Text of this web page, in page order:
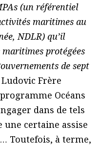
(un référentiel
maritimes au
NDLR) qu’il
protégées
de sept
Frère
Océans
dans de tels
une certaine assise
Toutefois, à terme,